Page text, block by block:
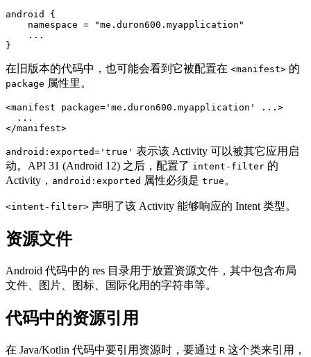
android {
    namespace = "me.duron600.myapplication"
    ...
在旧版本的代码中，也可能会看到它被配置在 <manifest> 的
package 属性里。
<manifest package= 'me.duron600.myapplication' ... >
</manifest>
android:exported='true' 表示该 Activity 可以被其它应用启
动。API 31 (Android 12) 之后，配置了 intent-filter 的
Activity， android:exported 属性必须是 true 。
<intent-filter> 声明了该 Activity 能够响应的 Intent 类型。
资源文件
Android 代码中的 res 目录用于放置资源文件，其中包含布局
文件、图片、图标、国际化用的字符串等。
代码中的资源引用
在 Java/Kotlin 代码中要引用资源时，要通过 R 这个类来引用，